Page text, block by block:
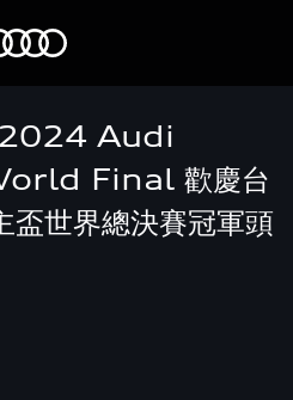
Audi
Final 歡慶台
盃世界總決賽冠軍頭